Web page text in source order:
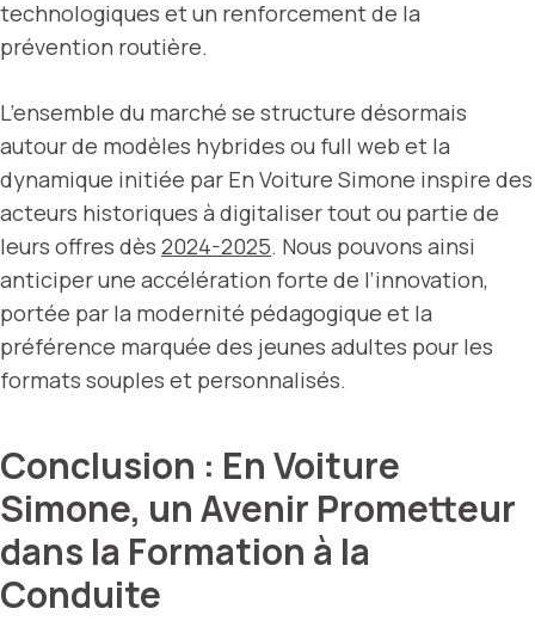
technologiques et un renforcement de la
prévention routière.
L’ensemble du marché se structure désormais
autour de modèles hybrides ou full web et la
dynamique initiée par En Voiture Simone inspire des
acteurs historiques à digitaliser tout ou partie de
leurs offres dès 2024-2025. Nous pouvons ainsi
anticiper une accélération forte de l’innovation,
portée par la modernité pédagogique et la
préférence marquée des jeunes adultes pour les
formats souples et personnalisés.
Conclusion : En Voiture
Simone, un Avenir Prometteur
dans la Formation à la
Conduite